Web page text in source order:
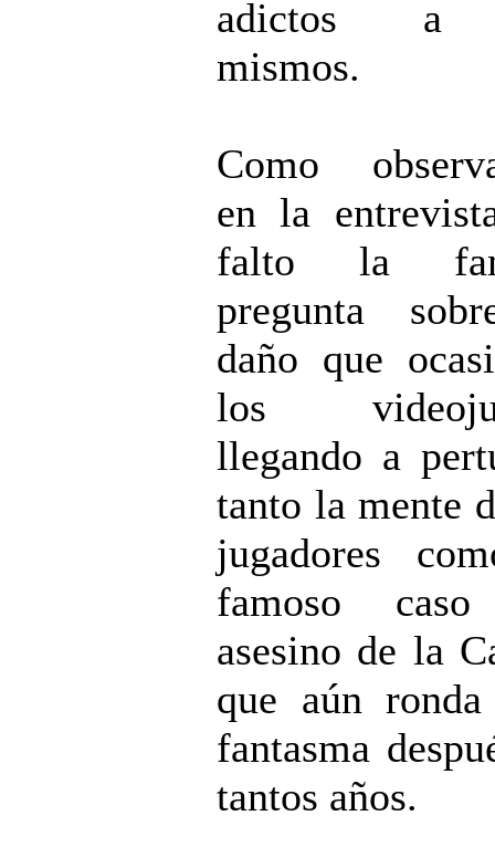
adictos a
mismos.
Como
en la
falto la
pregunta
daño que
los
llegando a
tanto la mente
jugadores
famoso
asesino de la
que aún
fantasma
tantos años.